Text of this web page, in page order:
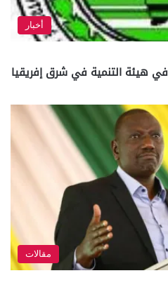
أخبار
هيئة التنمية في شرق إفريقيا
مقالات